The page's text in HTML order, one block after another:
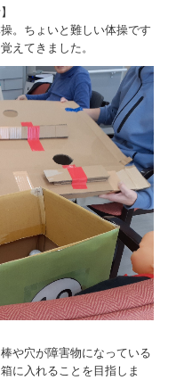
。ちょいと難しい体操です
えてきました。
や穴が障害物になっている
に入れることを目指しま